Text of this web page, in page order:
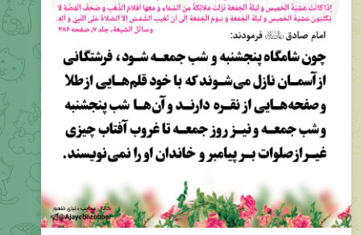
نزول فرشتگان نویسندهٔ صلوات در شب و روز جمعه